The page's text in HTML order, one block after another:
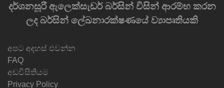
දර්ශනසූරී ඇලෙක්සැඩර් බර්සින් විසින් ආරම්භ කරන
ලද බර්සින් ලේඛනාරක්ෂණයේ ව්‍යාපෘතියකි
අපට අදහස් එවන්න
FAQ
අඩවිසිතියම
Privacy Policy